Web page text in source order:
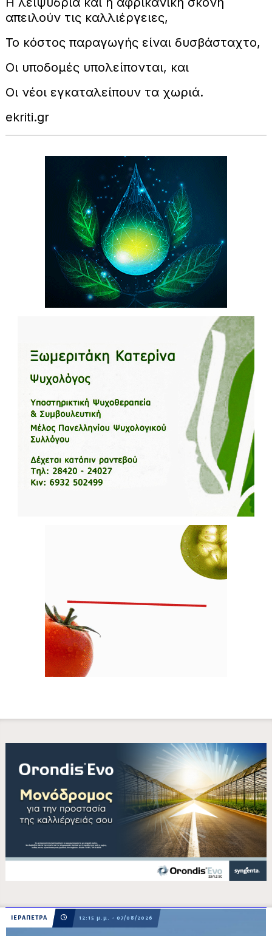
απειλούν τις καλλιέργειες,
Το κόστος παραγωγής είναι δυσβάσταχτο,
Οι υποδομές υπολείπονται, και
Οι νέοι εγκαταλείπουν τα χωριά.
ekriti.gr
ΙΕΡΑΠΕΤΡΑ 12:15 μ.μ. - 07/08/2026